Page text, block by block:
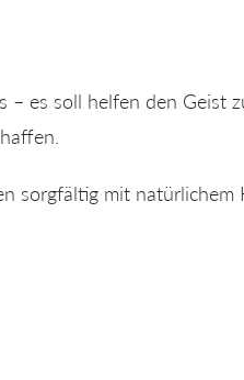
– es soll helfen den
sorgfältig mit